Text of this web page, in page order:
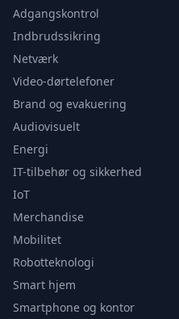
Adgangskontrol
Indbrudssikring
Netværk
Video-dørtelefoner
Brand og evakuering
Audiovisuelt
Energi
IT-tilbehør og sikkerhed
IoT
Merchandise
Mobilitet
Robotteknologi
Smart hjem
Smartphone og kontor